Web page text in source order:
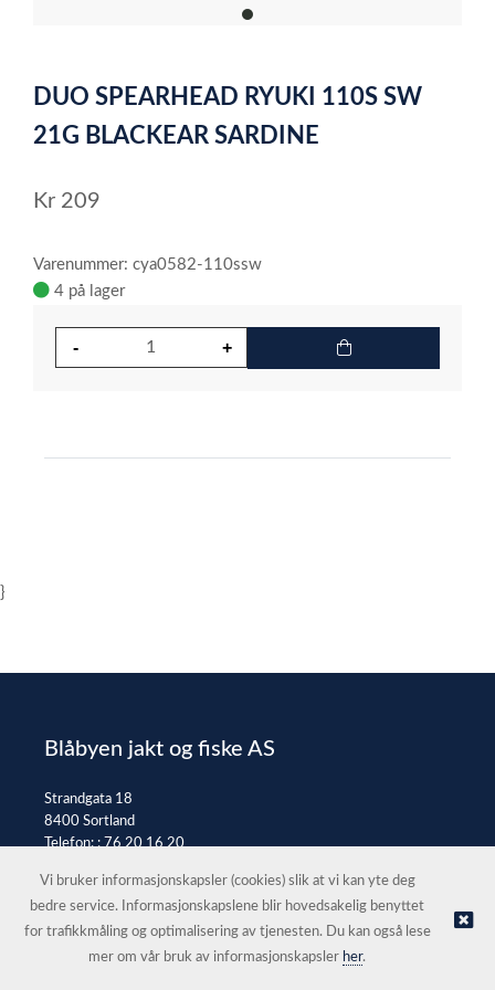
item
of
1
DUO SPEARHEAD RYUKI 110S SW
21G BLACKEAR SARDINE
Kr 209
Varenummer: cya0582-110ssw
4 på lager
}
Blåbyen jakt og fiske AS
Strandgata 18
8400 Sortland
Telefon: :76 20 16 20
© Blåbyen jakt og fiske AS |Nettbutikk levert av Kréatif
Vi bruker informasjonskapsler (cookies) slik at vi kan yte deg
bedre service. Informasjonskapslene blir hovedsakelig benyttet
for trafikkmåling og optimalisering av tjenesten. Du kan også lese
mer om vår bruk av informasjonskapsler her.